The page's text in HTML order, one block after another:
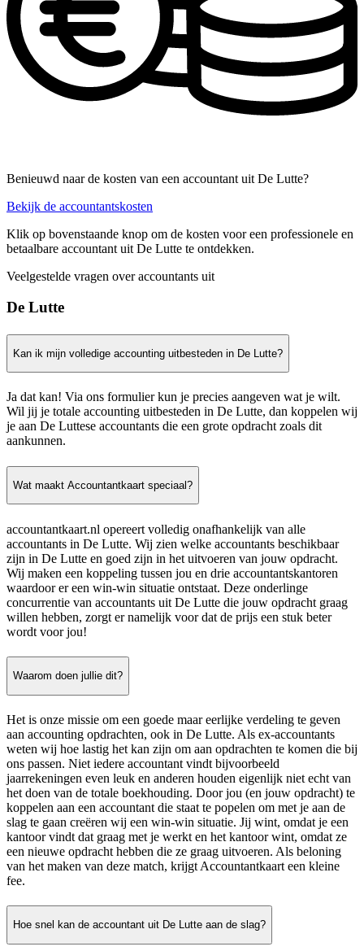
Benieuwd naar de kosten van een accountant uit De Lutte?
Bekijk de accountantskosten
Klik op bovenstaande knop om de kosten voor een professionele en
betaalbare accountant uit De Lutte te ontdekken.
Veelgestelde vragen over accountants uit
De Lutte
Kan ik mijn volledige accounting uitbesteden in De Lutte?
Ja dat kan! Via ons formulier kun je precies aangeven wat je wilt.
Wil jij je totale accounting uitbesteden in De Lutte, dan koppelen wij
je aan De Luttese accountants die een grote opdracht zoals dit
aankunnen.
Wat maakt Accountantkaart speciaal?
accountantkaart.nl opereert volledig onafhankelijk van alle
accountants in De Lutte. Wij zien welke accountants beschikbaar
zijn in De Lutte en goed zijn in het uitvoeren van jouw opdracht.
Wij maken een koppeling tussen jou en drie accountantskantoren
waardoor er een win-win situatie ontstaat. Deze onderlinge
concurrentie van accountants uit De Lutte die jouw opdracht graag
willen hebben, zorgt er namelijk voor dat de prijs een stuk beter
wordt voor jou!
Waarom doen jullie dit?
Het is onze missie om een goede maar eerlijke verdeling te geven
aan accounting opdrachten, ook in De Lutte. Als ex-accountants
weten wij hoe lastig het kan zijn om aan opdrachten te komen die bij
ons passen. Niet iedere accountant vindt bijvoorbeeld
jaarrekeningen even leuk en anderen houden eigenlijk niet echt van
het doen van de totale boekhouding. Door jou (en jouw opdracht) te
koppelen aan een accountant die staat te popelen om met je aan de
slag te gaan creëren wij een win-win situatie. Jij wint, omdat je een
kantoor vindt dat graag met je werkt en het kantoor wint, omdat ze
een nieuwe opdracht hebben die ze graag uitvoeren. Als beloning
van het maken van deze match, krijgt Accountantkaart een kleine
fee.
Hoe snel kan de accountant uit De Lutte aan de slag?